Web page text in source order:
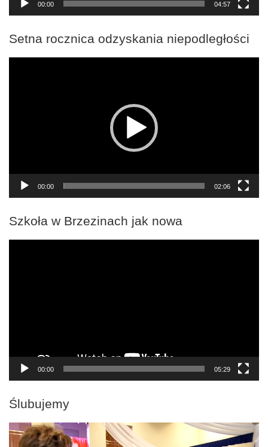
00:00 04:57
Setna rocznica odzyskania niepodległości
00:00 02:06
Szkoła w Brzezinach jak nowa
00:00 05:29
Ślubujemy
Odtwarzacz
video